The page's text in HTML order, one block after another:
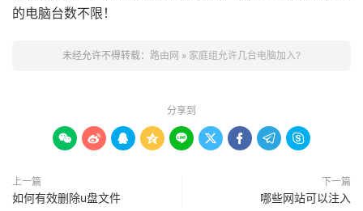
的电脑台数不限！
未经允许不得转载： 路由网 » 家庭组允许几台电脑加入?
分享到
        
上一篇
如何有效删除u盘文件
下一篇
哪些网站可以注入